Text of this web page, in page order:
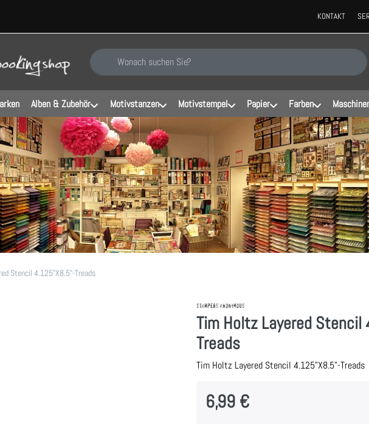
KONTAKT
Geben Sie einen Suchbegriff ein. Während Sie tippen, erscheinen
Alben & Zubehör Motivstanzen Motivstempel Papier Farben
Stencil 4.125"X8.5"-Treads
Tim Holtz Layered Stencil
Treads
Tim Holtz Layered Stencil 4.125"X8.5"-Treads
6,99 €